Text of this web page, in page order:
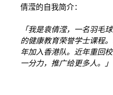
倩滢的自我简介：
「我是袁倩滢，一名羽毛
的健康教育荣誉学士课程
年加入香港队。近年重回
一分力，推广给更多人。」